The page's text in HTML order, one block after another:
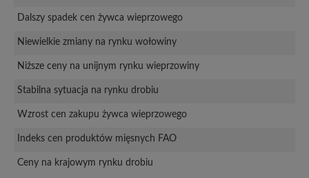
Dalszy spadek cen żywca wieprzowego
Niewielkie zmiany na rynku wołowiny
Niższe ceny na unijnym rynku wieprzowiny
Stabilna sytuacja na rynku drobiu
Wzrost cen zakupu żywca wieprzowego
Indeks cen produktów mięsnych FAO
Ceny na krajowym rynku drobiu